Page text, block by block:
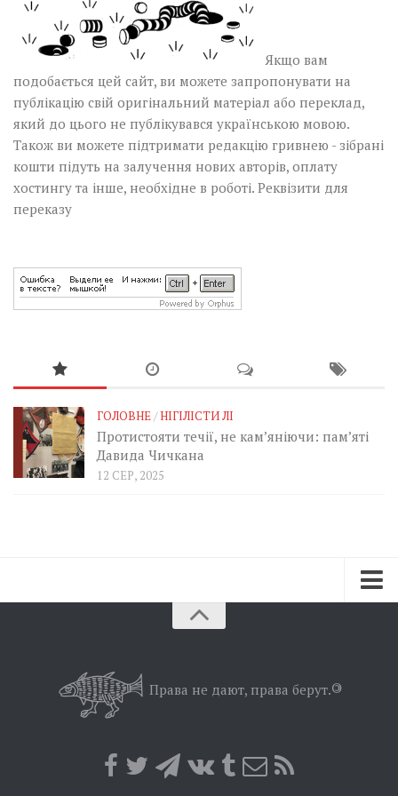
Якщо вам
подобається цей сайт, ви можете запропонувати на
публікацію свій оригінальний матеріал або переклад,
який до цього не публікувався українською мовою.
Також ви можете підтримати редакцію гривнею - зібрані
кошти підуть на залучення нових авторів, оплату
хостингу та інше, необхідне в роботі. Реквізити для
переказу
ГОЛОВНЕ/НІГІЛІСТИ ЛІ
Протистояти течії, не кам’яніючи: пам’яті
Давида Чичкана
12 СЕР, 2025
Позиція
Права не дают, права берут.©